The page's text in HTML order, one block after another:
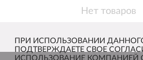
Нет товаров
ПРИ ИСПОЛЬЗОВАНИИ
ПОДТВЕРЖДАЕТЕ СВОЕ
ИСПОЛЬЗОВАНИЕ КОМПАНИЕЙ